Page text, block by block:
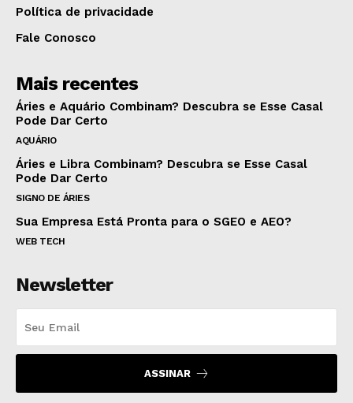
Política de privacidade
Fale Conosco
Mais recentes
Áries e Aquário Combinam? Descubra se Esse Casal
Pode Dar Certo
AQUÁRIO
Áries e Libra Combinam? Descubra se Esse Casal
Pode Dar Certo
SIGNO DE ÁRIES
Sua Empresa Está Pronta para o SGEO e AEO?
WEB TECH
Newsletter
ASSINAR